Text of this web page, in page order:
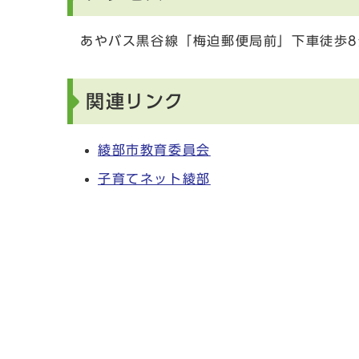
あやバス黒谷線「梅迫郵便局前」下車徒歩
関連リンク
綾部市教育委員会
子育てネット綾部